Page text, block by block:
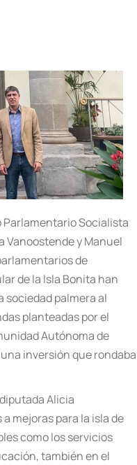
Parlamentario Socialista
Vanoostende y Manuel
de
de la Isla Bonita han
sociedad palmera al
planteadas por el
Autónoma de
inversión que rondaba
Alicia
mejoras para la isla de
como los servicios
también en el